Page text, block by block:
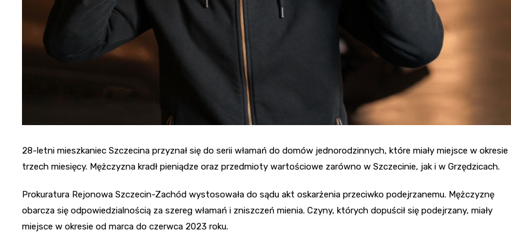
28-letni mieszkaniec Szczecina przyznał się do serii włamań do domów jednorodzinnych, które miały miejsce w okresie
trzech miesięcy. Mężczyzna kradł pieniądze oraz przedmioty wartościowe zarówno w Szczecinie, jak i w Grzędzicach.
Prokuratura Rejonowa Szczecin-Zachód wystosowała do sądu akt oskarżenia przeciwko podejrzanemu. Mężczyznę
obarcza się odpowiedzialnością za szereg włamań i zniszczeń mienia. Czyny, których dopuścił się podejrzany, miały
miejsce w okresie od marca do czerwca 2023 roku.